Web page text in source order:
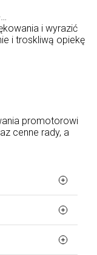
i wyrazić
i troskliwą opiekę
promotorowi
cenne rady, a
pozwala nam
najbardziej